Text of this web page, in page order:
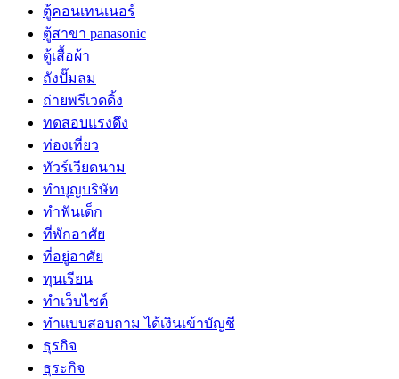
ตู้คอนเทนเนอร์
ตู้สาขา panasonic
ตู้เสื้อผ้า
ถังปั๊มลม
ถ่ายพรีเวดดิ้ง
ทดสอบแรงดึง
ท่องเที่ยว
ทัวร์เวียดนาม
ทำบุญบริษัท
ทำฟันเด็ก
ที่พักอาศัย
ที่อยู่อาศัย
ทุนเรียน
ทําเว็บไซต์
ทําแบบสอบถาม ได้เงินเข้าบัญชี
ธุรกิจ
ธุระกิจ